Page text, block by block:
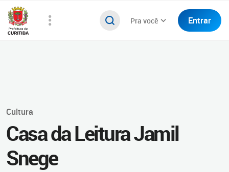
Pra você Entrar
Cultura
Casa da Leitura Jamil
Snege